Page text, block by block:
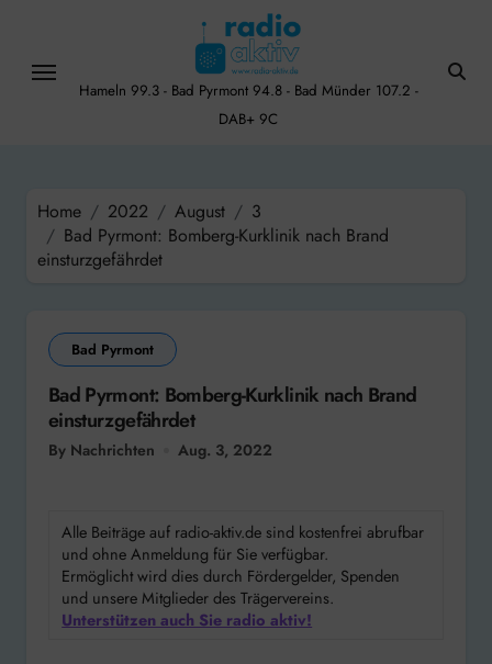
content
Hameln 99.3 - Bad Pyrmont 94.8 - Bad Münder 107.2 -
DAB+ 9C
Home 2022 August
3
Bad Pyrmont: Bomberg-Kurklinik nach Brand
einsturzgefährdet
Bad Pyrmont
Bad Pyrmont: Bomberg-Kurklinik nach Brand
einsturzgefährdet
By Nachrichten Aug. 3, 2022
Alle Beiträge auf radio-aktiv.de sind kostenfrei abrufbar
und ohne Anmeldung für Sie verfügbar.
Ermöglicht wird dies durch Fördergelder, Spenden
und unsere Mitglieder des Trägervereins.
Unterstützen auch Sie radio aktiv!